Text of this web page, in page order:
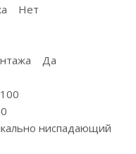
Нет
Да
ниспадающий